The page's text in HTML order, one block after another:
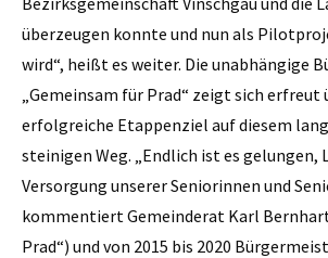
überzeugen konnte und nun als
wird“, heißt es weiter. Die unabhängige
„Gemeinsam für Prad“ zeigt sich erfreut
erfolgreiche Etappenziel auf diesem
steinigen Weg. „Endlich ist es gelungen,
Versorgung unserer Seniorinnen und
kommentiert Gemeinderat Karl
Prad“) und von 2015 bis 2020